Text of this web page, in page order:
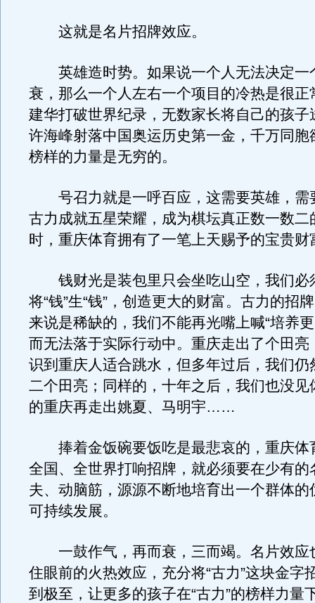
这就是名片招牌效应。
英雄造时势。如果说一个人无法决定一
衰，那么一个人左右一个项目的冷热是很正
建华打破世界纪录，无数家长将自己的孩子
许海峰射落中国奥运历史第一金，千万同
榜样的力量是无穷的。
号召力就是一呼百应，这需要英雄，需
古力成就五星荣耀，成为棋坛真正数一数二
时，重庆体育拥有了一笔上天赐予的宝贵财
钱财光是装包里只会坐吃山空，我们必
将“钱”生“钱”，创造更大的财富。古力的招
来说是稀缺的，我们不能再光嘴上喊“培养
而无法落于实际行动中。重庆走出了个田亮
识到重庆人适合跳水，但多年过后，我们仍
二个田亮；同样的，十年之后，我们也没见
的重庆再走出姚夏、马明宇……
捧着金饭碗要饭吃是最悲哀的，重庆体
全国、全世界打响招牌，就必须要在少有的
夫、动脑筋，源源不断地培育出一个群体的
可持续发展。
一鼓作气，再而衰，三而竭。名片效应
住眼前的火热效应，充分将“古力”这块金字
到极至，让更多的孩子在“古力”的榜样力量